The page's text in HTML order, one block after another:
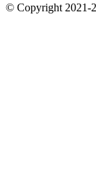
© Copyright 2021-